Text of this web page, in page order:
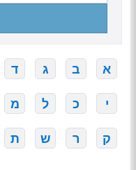
א ב ג ד
י כ ל מ
ק ר ש ת